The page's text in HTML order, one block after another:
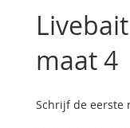
maat 4
Schrijf de eerste